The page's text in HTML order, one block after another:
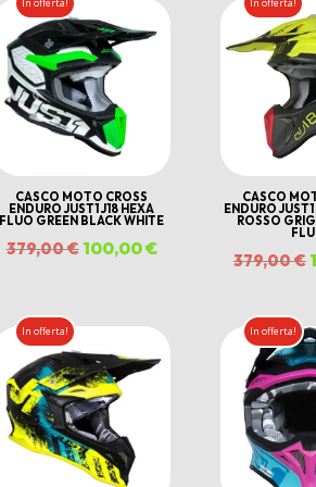
era:
120,00 €.
In offerta!
CASCO MOTO CROSS
ENDURO JUST1 J18 HEXA
FLUO GREEN BLACK WHITE
379,00€ Il
379,00 €.
100,00€Il
è:
100,00 €.
In offerta!
CASCO
ENDURO
ROSSO
379,00€ Il
In offerta! In offerta!